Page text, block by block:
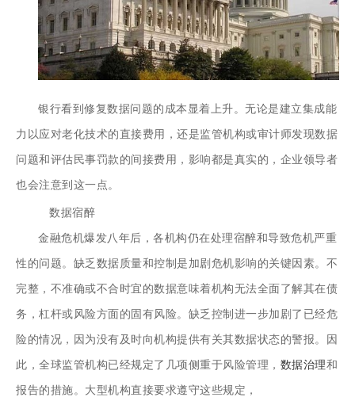
银行看到修复数据问题的成本显着上升。无论是建立集成能
力以应对老化技术的直接费用，还是监管机构或审计师发现数据
问题和评估民事罚款的间接费用，影响都是真实的，企业领导者
也会注意到这一点。
数据宿醉
金融危机爆发八年后，各机构仍在处理宿醉和导致危机严重
性的问题。缺乏数据质量和控制是加剧危机影响的关键因素。不
完整，不准确或不合时宜的数据意味着机构无法全面了解其在债
务，杠杆或风险方面的固有风险。缺乏控制进一步加剧了已经危
险的情况，因为没有及时向机构提供有关其数据状态的警报。因
此，全球监管机构已经规定了几项侧重于风险管理， 数据治理和
报告的措施。大型机构直接要求遵守这些规定，